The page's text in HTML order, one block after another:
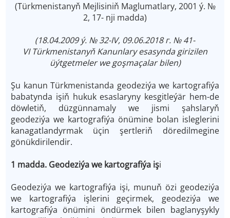
(Türkmenistanyň Mejlisiniň Maglumatlary, 2001 ý. №
2, 17- nji madda)
(18.04.2009 ý. № 32-IV, 09.06.2018 г. № 41-
VI Türkmenistanyň Kanunlary esasynda girizilen
üýtgetmeler we goşmaçalar bilen)
Şu kanun Türkmenistanda geodeziýa we kartografiýa
babatynda işiň hukuk esaslaryny kesgitleýär hem-de
döwletiň, düzgünnamaly we jismi şahslaryň
geodeziýa we kartografiýa önümine bolan isleglerini
kanagatlandyrmak üçin şertleriň döredilmegine
gönükdirilendir.
1 madda. Geodeziýa we kartografiýa işi
Geodeziýa we kartografiýa işi, munuň özi geodeziýa
we kartografiýa işlerini geçirmek, geodeziýa we
kartografiýa önümini öndürmek bilen baglanyşykly